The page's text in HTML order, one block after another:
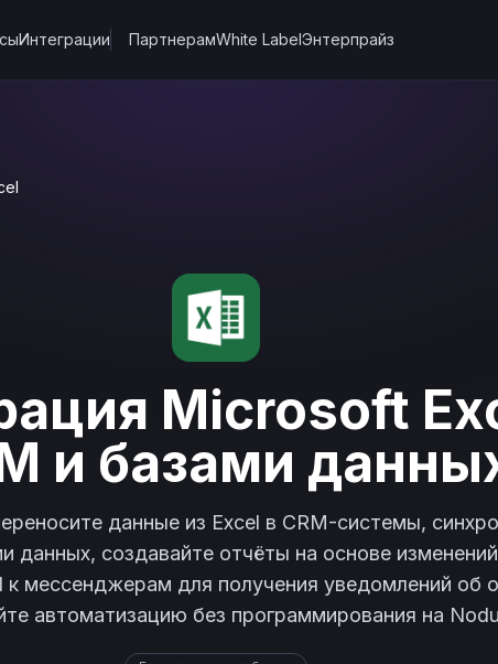
Интеграции ПартнерамWhite LabelЭнтерпрайз
Microsoft
и базами
данные из Excel в CRM-системы,
данных, создавайте отчёты на основе
мессенджерам для получения уведомлений об
автоматизацию без программирования на